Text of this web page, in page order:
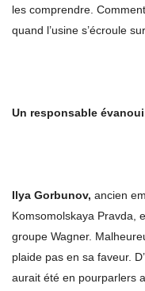
les comprendre.
quand l’usine s’écroule
Un responsable
Ilya Gorbunov, ancien
Komsomolskaya Pravda,
groupe Wagner.
plaide pas en sa faveur.
aurait été en pourparlers